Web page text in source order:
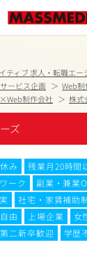
ティブ 求人・転職エー
ービス企画
Web
制作会社
株式
ズ
み 残業月20時間
ーク
副業・兼業
社宅・家賃補助
由 上場企業
女
第二新卒歓迎 学歴